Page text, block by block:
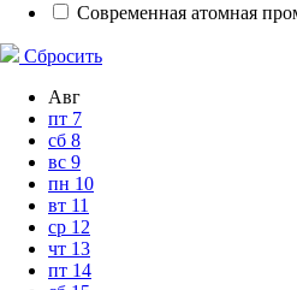
Современная атомная
Сбросить
Авг
пт 7
сб 8
вс 9
пн 10
вт 11
ср 12
чт 13
пт 14